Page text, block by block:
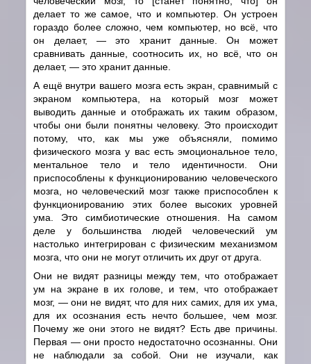
делает то же самое, что и компьютер. Он устроен
гораздо более сложно, чем компьютер, но всё, что
он делает,— это хранит данные. Он может
сравнивать данные, соотносить их, но всё, что он
делает,— это хранит данные.
А ещё внутри вашего мозга есть экран, сравнимый с
экраном компьютера, на который мозг может
выводить данные и отображать их таким образом,
чтобы они были понятны человеку. Это происходит
потому, что, как мы уже объясняли, помимо
физического мозга у вас есть эмоциональное тело,
ментальное тело и тело идентичности. Они
приспособлены к функционированию человеческого
мозга, но человеческий мозг также приспособлен к
функционированию этих более высоких уровней
ума. Это симбиотические отношения. На самом
деле у большинства людей человеческий ум
настолько интегрирован с физическим механизмом
мозга, что они не могут отличить их друг от друга.
Они не видят разницы между тем, что отображает
ум на экране в их голове, и тем, что отображает
мозг, — они не видят, что для них самих, для их ума,
для их осознания есть нечто большее, чем мозг.
Почему же они этого не видят? Есть две причины.
Первая —они просто недостаточно осознанны. Они
не наблюдали за собой. Они не изучали, как